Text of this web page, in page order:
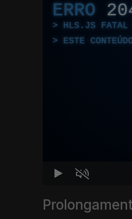
ERRO
HLS.JS FATAL
ESTE